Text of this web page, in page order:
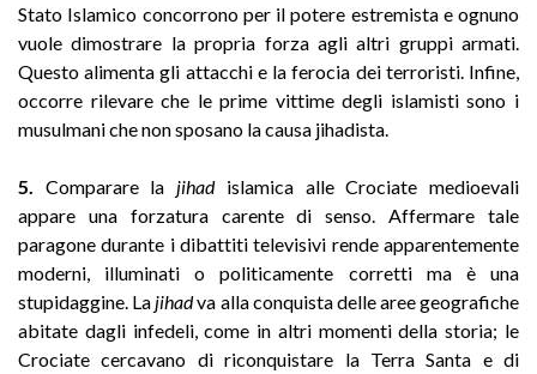
Stato Islamico concorrono per il potere estremista e ognuno
vuole dimostrare la propria forza agli altri gruppi armati.
Questo alimenta gli attacchi e la ferocia dei terroristi. Infine,
occorre rilevare che le prime vittime degli islamisti sono i
musulmani che non sposano la causa jihadista.
5. Comparare la jihadislamica alle Crociate medioevali
appare una forzatura carente di senso. Affermare tale
paragone durante i dibattiti televisivi rende apparentemente
moderni, illuminati o politicamente corretti ma è una
stupidaggine. La jihadva alla conquista delle aree geografiche
abitate dagli infedeli, come in altri momenti della storia; le
Crociate cercavano di riconquistare la Terra Santa e di